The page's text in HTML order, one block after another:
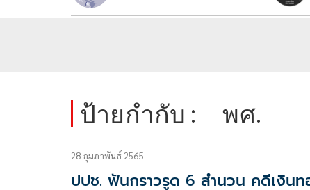
ป้ายกำกับ : พศ.
28 กุมภาพันธ์ 2565
ปปช. ฟันกราวรูด 6 สำนวน คดีเงินท